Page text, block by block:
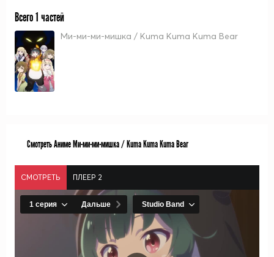
Всего 1 частей
Ми-ми-ми-мишка / Kuma Kuma Kuma Bear
Смотреть Аниме Ми-ми-ми-мишка / Kuma Kuma Kuma Bear
СМОТРЕТЬ ПЛЕЕР 2